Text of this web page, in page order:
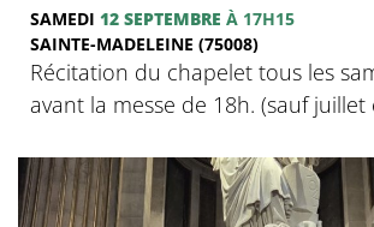
SAMEDI 12 SEPTEMBRE À 17H15
SAINTE-MADELEINE (75008)
Récitation du chapelet tous les
avant la messe de 18h. (sauf